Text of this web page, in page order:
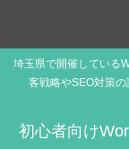
埼玉県で開催している
客戦略やSEO対策
初心者向け